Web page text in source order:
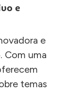
e
e
Com uma
temas